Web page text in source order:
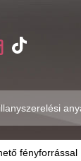
fényforrással